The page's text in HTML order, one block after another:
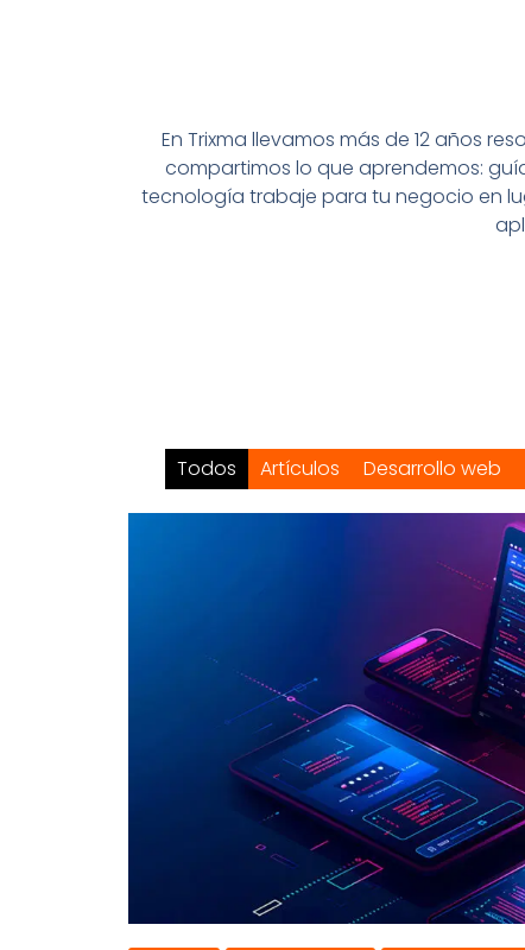
En Trixma llevamos más de 12 años
compartimos lo que aprendemos:
tecnología trabaje para tu negocio en
Todos Artículos Desarrollo web